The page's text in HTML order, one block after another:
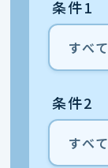
条件1
条件2